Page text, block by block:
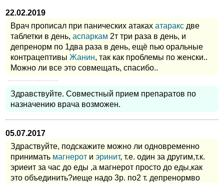
22.02.2019
Врач прописал при панических атаках атаракс две
таблетки в день, аспаркам 2т три раза в день, и
депренорм по 1два раза в день, ещё пью оральные
контрацептивы Жанин, так как проблемы по женски..
Можно ли все это совмещать, спасибо..
Здравствуйте. Совместный прием препаратов по
назначению врача возможен.
05.07.2017
Здраствуйте, подскажите можно ли одновременно
принимать магнерот и эринит, т.е. один за другим,т.к.
эриеит за час до еды ,а магнерот просто до еды,как
это объединить?иеще надо 3р. по2 т. депренормво